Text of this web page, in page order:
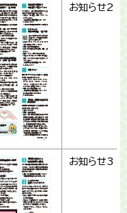
お知らせ2
お知らせ3